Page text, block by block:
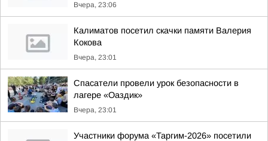
Вчера, 23:06
Калиматов посетил скачки памяти Валерия
Кокова
Вчера, 23:01
Спасатели провели урок безопасности в
лагере «Оаздик»
Вчера, 23:01
Участники форума «Таргим-2026» посетили